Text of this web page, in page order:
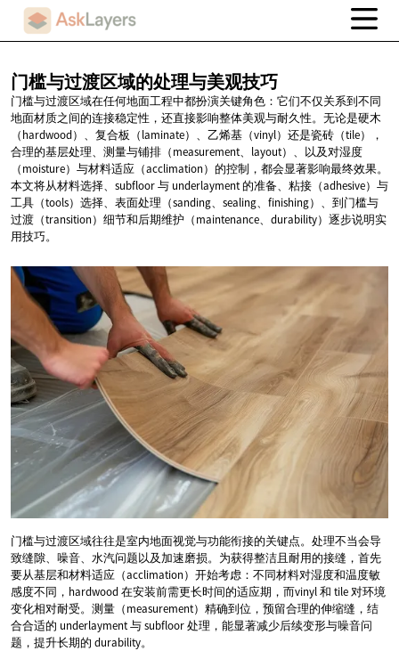
门槛与过渡区域的处理与美观技巧
门槛与过渡区域在任何地面工程中都扮演关键角色：它们不仅关系到不同
地面材质之间的连接稳定性，还直接影响整体美观与耐久性。无论是硬木
（hardwood）、复合板（laminate）、乙烯基（vinyl）还是瓷砖（tile），
合理的基层处理、测量与铺排（measurement、layout）、以及对湿度
（moisture）与材料适应（acclimation）的控制，都会显著影响最终效果。
本文将从材料选择、subfloor 与 underlayment 的准备、粘接（adhesive）与
工具（tools）选择、表面处理（sanding、sealing、finishing）、到门槛与
过渡（transition）细节和后期维护（maintenance、durability）逐步说明实
用技巧。
门槛与过渡区域往往是室内地面视觉与功能衔接的关键点。处理不当会导
致缝隙、噪音、水汽问题以及加速磨损。为获得整洁且耐用的接缝，首先
要从基层和材料适应（acclimation）开始考虑：不同材料对湿度和温度敏
感度不同，hardwood 在安装前需更长时间的适应期，而vinyl 和 tile 对环境
变化相对耐受。测量（measurement）精确到位，预留合理的伸缩缝，结
合合适的 underlayment 与 subfloor 处理，能显著减少后续变形与噪音问
题，提升长期的 durability。